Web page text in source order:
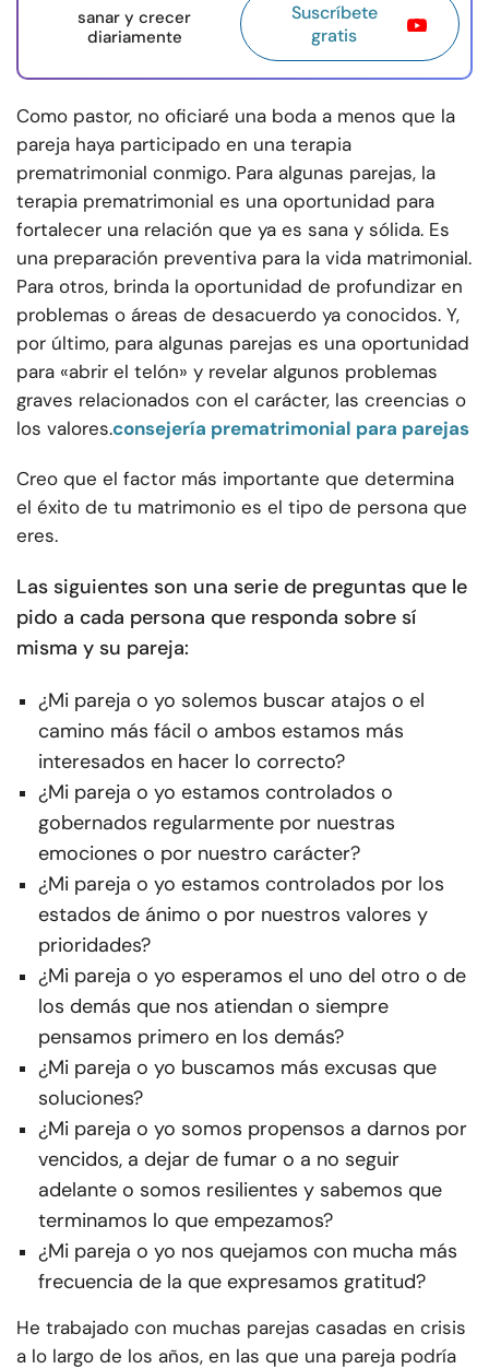
sanar y crecer
diariamente
Suscríbete
gratis
Como pastor, no oficiaré una boda a menos que la
pareja haya participado en una terapia
prematrimonial conmigo. Para algunas parejas, la
terapia prematrimonial es una oportunidad para
fortalecer una relación que ya es sana y sólida. Es
una preparación preventiva para la vida matrimonial.
Para otros, brinda la oportunidad de profundizar en
problemas o áreas de desacuerdo ya conocidos. Y,
por último, para algunas parejas es una oportunidad
para «abrir el telón» y revelar algunos problemas
graves relacionados con el carácter, las creencias o
los valores.consejería prematrimonial para parejas
Creo que el factor más importante que determina
el éxito de tu matrimonio es el tipo de persona que
eres.
Las siguientes son una serie de preguntas que le
pido a cada persona que responda sobre sí
misma y su pareja:
¿Mi pareja o yo solemos buscar atajos o el
camino más fácil o ambos estamos más
interesados en hacer lo correcto?
¿Mi pareja o yo estamos controlados o
gobernados regularmente por nuestras
emociones o por nuestro carácter?
¿Mi pareja o yo estamos controlados por los
estados de ánimo o por nuestros valores y
prioridades?
¿Mi pareja o yo esperamos el uno del otro o de
los demás que nos atiendan o siempre
pensamos primero en los demás?
¿Mi pareja o yo buscamos más excusas que
soluciones?
¿Mi pareja o yo somos propensos a darnos por
vencidos, a dejar de fumar o a no seguir
adelante o somos resilientes y sabemos que
terminamos lo que empezamos?
¿Mi pareja o yo nos quejamos con mucha más
frecuencia de la que expresamos gratitud?
He trabajado con muchas parejas casadas en crisis
a lo largo de los años, en las que una pareja podría